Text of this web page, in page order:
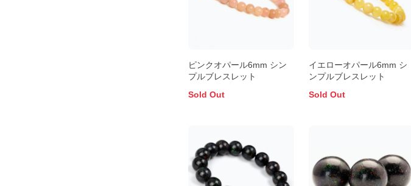
ピンクオパール6mm シン
プルブレスレット
Sold Out
イエローオパール6mm シ
ンプルブレスレット
Sold Out